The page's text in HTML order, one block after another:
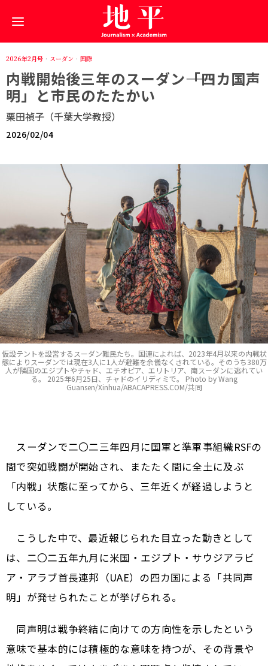
2026年2月号 · スーダン · 国際
内戦開始後三年のスーダン――「四カ国声
明」と市民のたたかい
栗田禎子（千葉大学教授）
2026/02/04
仮設テントを設営するスーダン難民たち。国連によれば、2023年4月以来の内戦状
態によりスーダンでは現在3人に1人が避難を余儀なくされている。そのうち380万
人が隣国のエジプトやチャド、エチオピア、エリトリア、南スーダンに逃れてい
る。 2025年6月25日、チャドのイリディミで。 Photo by Wang
Guansen/Xinhua/ABACAPRESS.COM/共同
スーダンで二〇二三年四月に国軍と準軍事組織RSFの
間で突如戦闘が開始され、またたく間に全土に及ぶ
「内戦」状態に至ってから、三年近くが経過しようと
している。
こうした中で、最近報じられた目立った動きとして
は、二〇二五年九月に米国・エジプト・サウジアラビ
ア・アラブ首長連邦（UAE）の四カ国による「共同声
明」が発せられたことが挙げられる。
同声明は戦争終結に向けての方向性を示したという
意味で基本的には積極的な意味を持つが、その背景や